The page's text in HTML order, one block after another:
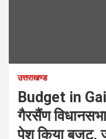
उत्तराखण्ड
Budget in
गैरसैंण
पेश किया बजट,